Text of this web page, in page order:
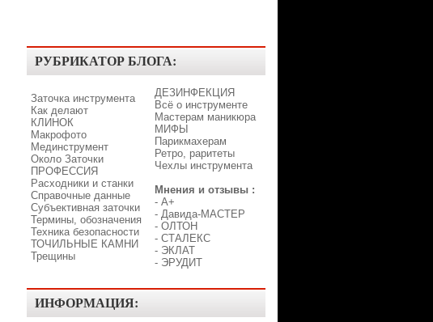
РУБРИКАТОР БЛОГА:
Заточка инструмента
Как делают
КЛИНОК
Макрофото
Мединструмент
Около Заточки
ПРОФЕССИЯ
Расходники и станки
Справочные данные
Субъективная заточки
Термины, обозначения
Техника безопасности
ТОЧИЛЬНЫЕ КАМНИ
Трещины
ДЕЗИНФЕКЦИЯ
Всё о инструменте
Мастерам маникюра
МИФЫ
Парикмахерам
Ретро, раритеты
Чехлы инструмента
Мнения и отзывы :
- A+
- Давида-МАСТЕР
- ОЛТОН
- СТАЛЕКС
- ЭКЛАТ
- ЭРУДИТ
ИНФОРМАЦИЯ: